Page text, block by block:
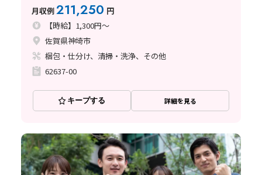
月収例211,250 円
【時給】1,300円～
佐賀県神埼市
梱包・仕分け、清掃・洗浄、その他
62637-00
キープする 詳細を見る